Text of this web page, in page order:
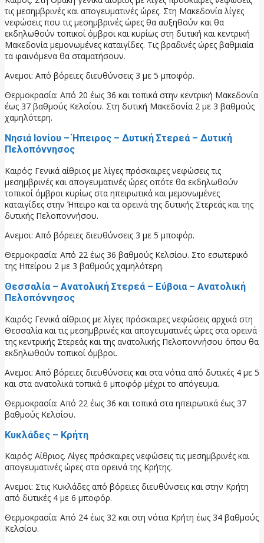
τις μεσημβρινές και απογευματινές ώρες. Στη Μακεδονία λίγες
νεφώσεις που τις μεσημβρινές ώρες θα αυξηθούν και θα
εκδηλωθούν τοπικοί όμβροι και κυρίως στη δυτική και κεντρική
Μακεδονία μεμονωμένες καταιγίδες. Τις βραδινές ώρες βαθμιαία
τα φαινόμενα θα σταματήσουν.
Ανεμοι: Από βόρειες διευθύνσεις 3 με 5 μποφόρ.
Θερμοκρασία: Από 20 έως 36 και τοπικά στην κεντρική Μακεδονία
έως 37 βαθμούς Κελσίου. Στη δυτική Μακεδονία 2 με 3 βαθμούς
χαμηλότερη.
Νησιά Ιονίου – Ήπειρος – Δυτική Στερεά – Δυτική
Πελοπόννησος
Καιρός: Γενικά αίθριος με λίγες πρόσκαιρες νεφώσεις τις
μεσημβρινές και απογευματινές ώρες οπότε θα εκδηλωθούν
τοπικοί όμβροι κυρίως στα ηπειρωτικά και μεμονωμένες
καταιγίδες στην Ήπειρο και τα ορεινά της δυτικής Στερεάς και της
δυτικής Πελοποννήσου.
Ανεμοι: Από βόρειες διευθύνσεις 3 με 5 μποφόρ.
Θερμοκρασία: Από 22 έως 36 βαθμούς Κελσίου. Στο εσωτερικό
της Ηπείρου 2 με 3 βαθμούς χαμηλότερη.
Θεσσαλία – Ανατολική Στερεά – Εύβοια – Ανατολική
Πελοπόννησος
Καιρός: Γενικά αίθριος με λίγες πρόσκαιρες νεφώσεις αρχικά στη
Θεσσαλία και τις μεσημβρινές και απογευματινές ώρες στα ορεινά
της κεντρικής Στερεάς και της ανατολικής Πελοποννήσου όπου θα
εκδηλωθούν τοπικοί όμβροι.
Ανεμοι: Από βόρειες διευθύνσεις και στα νότια από δυτικές 4 με 5
και στα ανατολικά τοπικά 6 μποφόρ μέχρι το απόγευμα.
Θερμοκρασία: Από 22 έως 36 και τοπικά στα ηπειρωτικά έως 37
βαθμούς Κελσίου.
Κυκλάδες – Κρήτη
Καιρός: Αίθριος. Λίγες πρόσκαιρες νεφώσεις τις μεσημβρινές και
απογευματινές ώρες στα ορεινά της Κρήτης.
Ανεμοι: Στις Κυκλάδες από βόρειες διευθύνσεις και στην Κρήτη
από δυτικές 4 με 6 μποφόρ.
Θερμοκρασία: Από 24 έως 32 και στη νότια Κρήτη έως 34 βαθμούς
Κελσίου.